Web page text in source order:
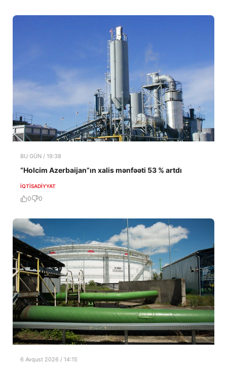
BU GÜN / 19:38
“Holcim Azerbaijan”ın xalis mənfəəti 53 % artdı
İQTISADIYYAT
0 0
6 Avqust 2026 / 14:15